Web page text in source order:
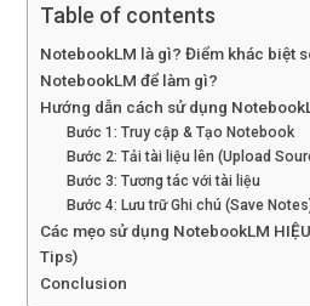
Table of contents
NotebookLM là gì? Điểm khác biệt
NotebookLM để làm gì?
Hướng dẫn cách sử dụng
Bước 1: Truy cập & Tạo Notebook
Bước 2: Tải tài liệu lên (Upload
Bước 3: Tương tác với tài liệu
Bước 4: Lưu trữ Ghi chú (Save
Các mẹo sử dụng NotebookLM
Tips)
Conclusion